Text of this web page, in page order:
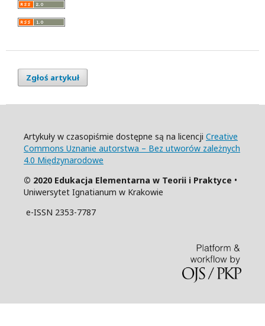
Zgłoś artykuł
Artykuły w czasopiśmie dostępne są na licencji Creative
Commons Uznanie autorstwa – Bez utworów zależnych
4.0 Międzynarodowe
© 2020 Edukacja Elementarna w Teorii i Praktyce •
Uniwersytet Ignatianum w Krakowie
e-ISSN 2353-7787